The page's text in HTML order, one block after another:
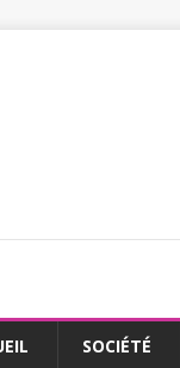
SOCIÉTÉ